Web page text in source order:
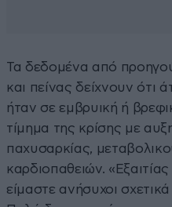
Τα δεδομένα από
και πείνας δείχνουν ότι
ήταν σε εμβρυική ή
τίμημα της κρίσης με
παχυσαρκίας,
καρδιοπαθειών.
είμαστε ανήσυχοι